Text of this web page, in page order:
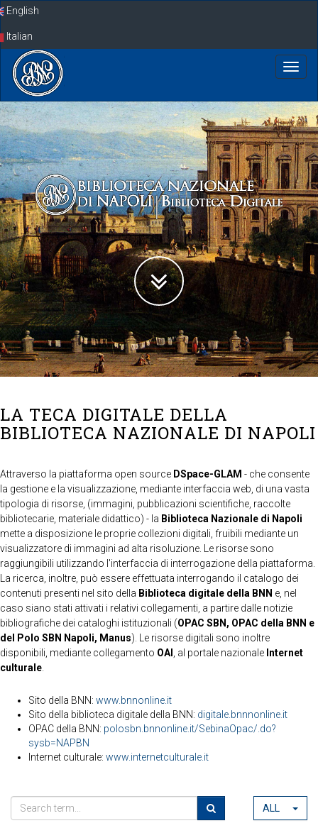
SkipEnglish
Italian
LA TECA DIGITALE DELLA
BIBLIOTECA NAZIONALE DI NAPOLI
Attraverso la piattaforma open source DSpace-GLAM - che consente
la gestione e la visualizzazione, mediante interfaccia web, di una vasta
tipologia di risorse, (immagini, pubblicazioni scientifiche, raccolte
bibliotecarie, materiale didattico) - la Biblioteca Nazionale di Napoli
mette a disposizione le proprie collezioni digitali, fruibili mediante un
visualizzatore di immagini ad alta risoluzione. Le risorse sono
raggiungibili utilizzando l'interfaccia di interrogazione della piattaforma.
La ricerca, inoltre, può essere effettuata interrogando il catalogo dei
contenuti presenti nel sito della Biblioteca digitale della BNN e, nel
caso siano stati attivati i relativi collegamenti, a partire dalle notizie
bibliografiche dei cataloghi istituzionali (OPAC SBN, OPAC della BNN e
del Polo SBN Napoli, Manus). Le risorse digitali sono inoltre
disponibili, mediante collegamento OAI , al portale nazionale Internet
culturale
Sito della BNN: www.bnnonline.it
Sito della biblioteca digitale della BNN: digitale.bnnnonline.it
OPAC della BNN: polosbn.bnnonline.it/SebinaOpac/.do?
sysb=NAPBN
Internet culturale: www.internetculturale.it
ALL